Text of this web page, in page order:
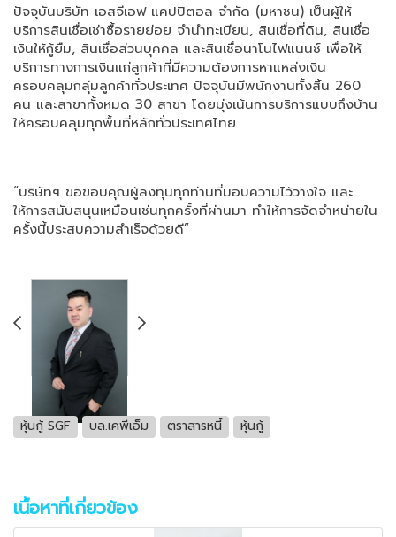
ปัจจุบันบริษัท เอสจีเอฟ แคปปิตอล จำกัด (มหาชน) เป็นผู้ให้
บริการสินเชื่อเช่าซื้อรายย่อย จำนำทะเบียน, สินเชื่อที่ดิน, สินเชื่อ
เงินให้กู้ยืม, สินเชื่อส่วนบุคคล และสินเชื่อนาโนไฟแนนซ์ เพื่อให้
บริการทางการเงินแก่ลูกค้าที่มีความต้องการหาแหล่งเงิน
ครอบคลุมกลุ่มลูกค้าทั่วประเทศ ปัจจุบันมีพนักงานทั้งสิ้น 260
คน และสาขาทั้งหมด 30 สาขา โดยมุ่งเน้นการบริการแบบถึงบ้าน
ให้ครอบคลุมทุกพื้นที่หลักทั่วประเทศไทย
“บริษัทฯ ขอขอบคุณผู้ลงทุนทุกท่านที่มอบความไว้วางใจ และ
ให้การสนับสนุนเหมือนเช่นทุกครั้งที่ผ่านมา ทำให้การจัดจำหน่ายใน
ครั้งนี้ประสบความสำเร็จด้วยดี”
หุ้นกู้ SGF บล.เคพีเอ็ม ตราสารหนี้ หุ้นกู้
เนื้อหาที่เกี่ยวข้อง